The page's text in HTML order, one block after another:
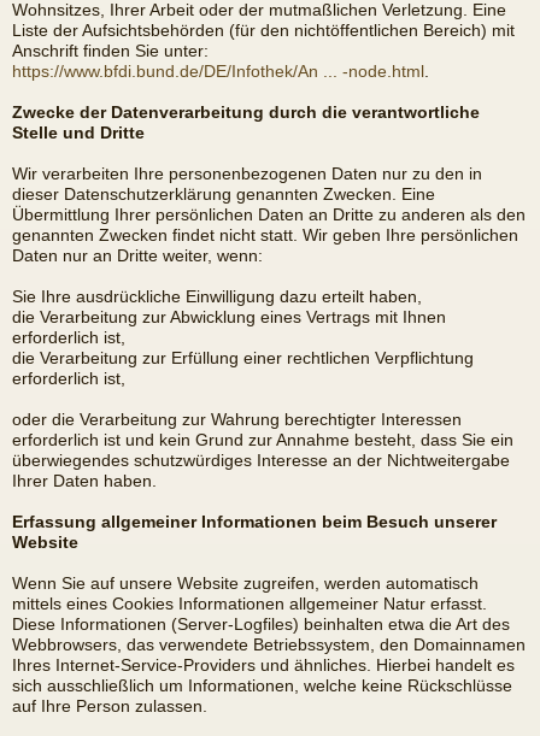
Wohnsitzes, Ihrer Arbeit oder der mutmaßlichen Verletzung. Eine
Liste der Aufsichtsbehörden (für den nichtöffentlichen Bereich) mit
Anschrift finden Sie unter:
https://www.bfdi.bund.de/DE/Infothek/An ... -node.html .
Zwecke der Datenverarbeitung durch die verantwortliche
Stelle und Dritte
Wir verarbeiten Ihre personenbezogenen Daten nur zu den in
dieser Datenschutzerklärung genannten Zwecken. Eine
Übermittlung Ihrer persönlichen Daten an Dritte zu anderen als den
genannten Zwecken findet nicht statt. Wir geben Ihre persönlichen
Daten nur an Dritte weiter, wenn:
Sie Ihre ausdrückliche Einwilligung dazu erteilt haben,
die Verarbeitung zur Abwicklung eines Vertrags mit Ihnen
erforderlich ist,
die Verarbeitung zur Erfüllung einer rechtlichen Verpflichtung
erforderlich ist,
oder die Verarbeitung zur Wahrung berechtigter Interessen
erforderlich ist und kein Grund zur Annahme besteht, dass Sie ein
überwiegendes schutzwürdiges Interesse an der Nichtweitergabe
Ihrer Daten haben.
Erfassung allgemeiner Informationen beim Besuch unserer
Website
Wenn Sie auf unsere Website zugreifen, werden automatisch
mittels eines Cookies Informationen allgemeiner Natur erfasst.
Diese Informationen (Server-Logfiles) beinhalten etwa die Art des
Webbrowsers, das verwendete Betriebssystem, den Domainnamen
Ihres Internet-Service-Providers und ähnliches. Hierbei handelt es
sich ausschließlich um Informationen, welche keine Rückschlüsse
auf Ihre Person zulassen.